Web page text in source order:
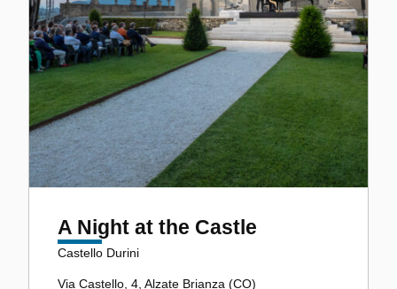
A Night at the Castle
Castello Durini
Via Castello, 4, Alzate Brianza (CO)